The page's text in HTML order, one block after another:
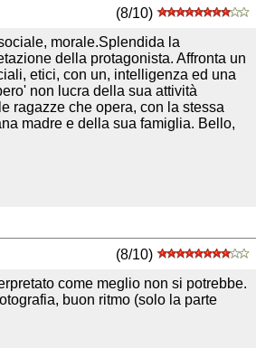
(8/10)
morale.Splendida la
della protagonista. Affronta un
etici, con un, intelligenza ed una
non lucra della sua attività
ragazze che opera, con la stessa
madre e della sua famiglia. Bello,
(8/10)
come meglio non si potrebbe.
buon ritmo (solo la parte